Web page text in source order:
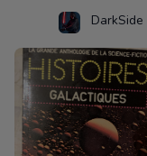
DarkSide